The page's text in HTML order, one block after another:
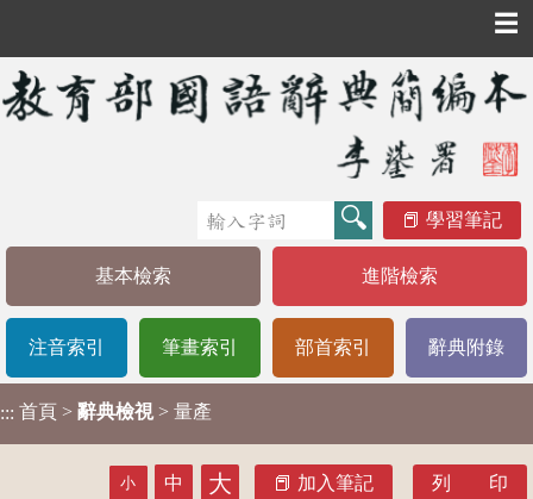
☰
學習筆記
基本檢索 進階檢索
注音索引 筆畫索引 部首索引 辭典附錄
::: 首頁 > 辭典檢視 > 量產
小 中 大 加入筆記 列 印